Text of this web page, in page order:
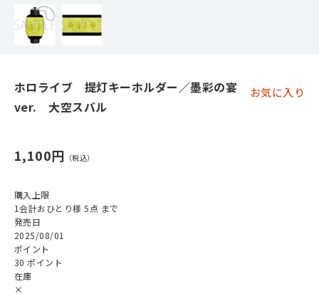
ホロライブ 提灯キーホルダー／墨彩の宴
ver. 大空スバル
お気に入り
1,100円
購入上限
1会計おひとり様 5点 まで
発売日
2025/08/01
ポイント
30 ポイント
在庫
×